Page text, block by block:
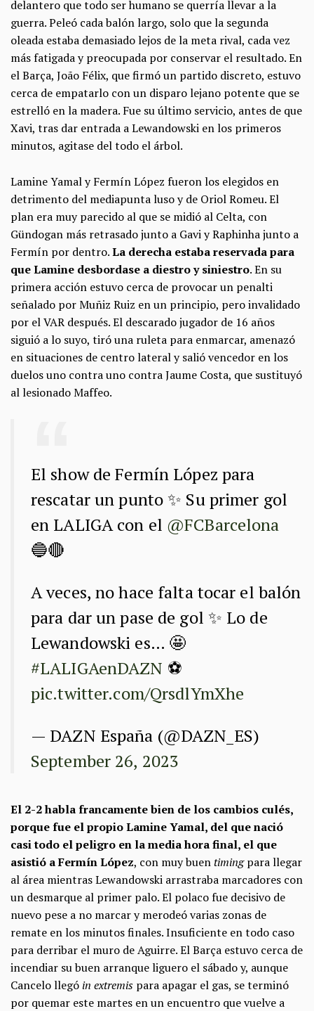
delantero que todo ser humano se querría llevar a la
guerra. Peleó cada balón largo, solo que la segunda
oleada estaba demasiado lejos de la meta rival, cada vez
más fatigada y preocupada por conservar el resultado. En
el Barça, João Félix, que firmó un partido discreto, estuvo
cerca de empatarlo con un disparo lejano potente que se
estrelló en la madera. Fue su último servicio, antes de que
Xavi, tras dar entrada a Lewandowski en los primeros
minutos, agitase del todo el árbol.
Lamine Yamal y Fermín López fueron los elegidos en
detrimento del mediapunta luso y de Oriol Romeu. El
plan era muy parecido al que se midió al Celta, con
Gündogan más retrasado junto a Gavi y Raphinha junto a
Fermín por dentro.La derecha estaba reservada para
que Lamine desbordase a diestro y siniestro. En su
primera acción estuvo cerca de provocar un penalti
señalado por Muñiz Ruiz en un principio, pero invalidado
por el VAR después. El descarado jugador de 16 años
siguió a lo suyo, tiró una ruleta para enmarcar, amenazó
en situaciones de centro lateral y salió vencedor en los
duelos uno contra uno contra Jaume Costa, que sustituyó
al lesionado Maffeo.
El show de Fermín López para
rescatar un punto ✨ Su primer gol
en LALIGA con el @FCBarcelona
🔵🔴
A veces, no hace falta tocar el balón
para dar un pase de gol ✨ Lo de
Lewandowski es… 🤩
#LALIGAenDAZN ⚽
pic.twitter.com/QrsdlYmXhe
— DAZN España (@DAZN_ES)
September 26, 2023
El 2-2 habla francamente bien de los cambios culés,
porque fue el propio Lamine Yamal, del que nació
casi todo el peligro en la media hora final, el que
asistió a Fermín López, con muy buentimingpara llegar
al área mientras Lewandowski arrastraba marcadores con
un desmarque al primer palo. El polaco fue decisivo de
nuevo pese a no marcar y merodeó varias zonas de
remate en los minutos finales. Insuficiente en todo caso
para derribar el muro de Aguirre. El Barça estuvo cerca de
incendiar su buen arranque liguero el sábado y, aunque
Cancelo llegó in extremis para apagar el gas, se terminó
por quemar este martes en un encuentro que vuelve a